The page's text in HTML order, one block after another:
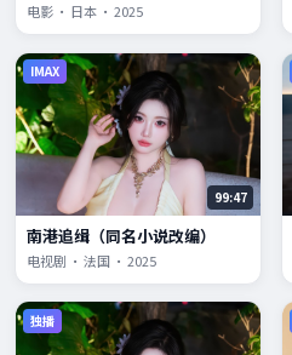
电影 · 日本 · 2025
IMAX
99:47
南港追缉（同名小说改编）
电视剧 · 法国 · 2025
独播